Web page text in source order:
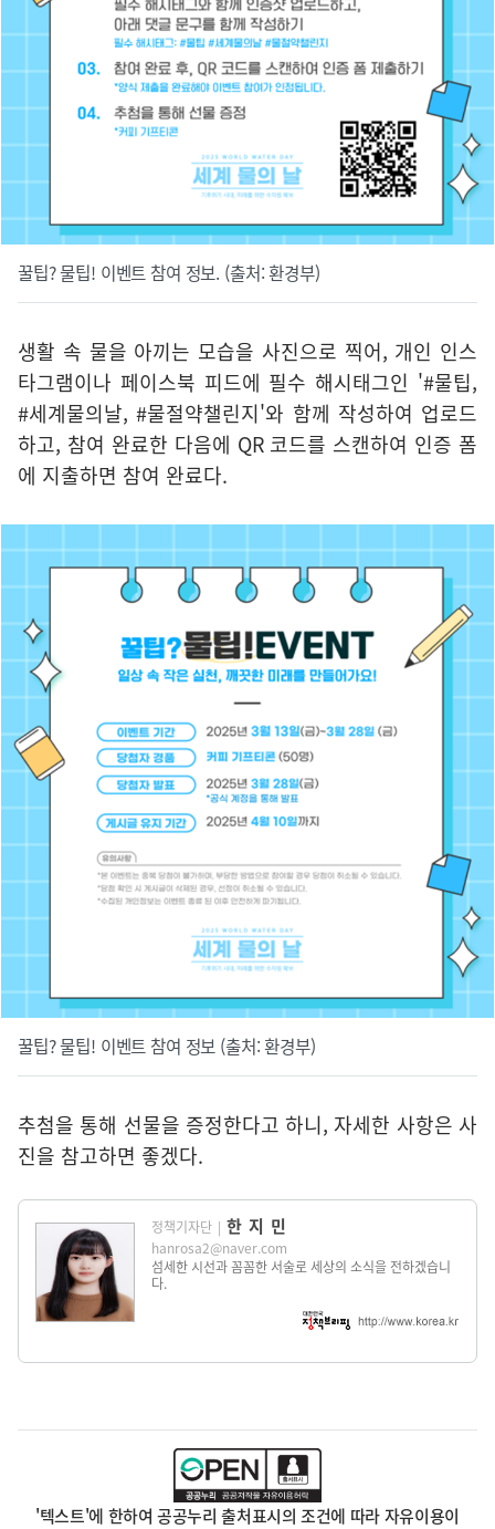
꿀팁? 물팁! 이벤트 참여 정보. (출처: 환경부)
생활 속 물을 아끼는 모습을 사진으로 찍어, 개인 인스
타그램이나 페이스북 피드에 필수 해시태그인 '#물팁,
#세계물의날, #물절약챌린지'와 함께 작성하여 업로드
하고, 참여 완료한 다음에 QR 코드를 스캔하여 인증 폼
에 지출하면 참여 완료다.
꿀팁? 물팁! 이벤트 참여 정보 (출처: 환경부)
추첨을 통해 선물을 증정한다고 하니, 자세한 사항은 사
진을 참고하면 좋겠다.
정책기자단 | 한지민
hanrosa2@naver.com
섬세한 시선과 꼼꼼한 서술로 세상의 소식을 전하겠습니
다.
'텍스트'에 한하여 공공누리 출처표시의 조건에 따라 자유이용이